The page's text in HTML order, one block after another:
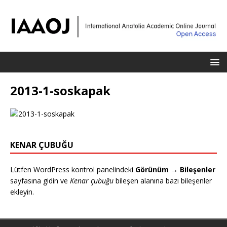
2013-1-soskapak
KENAR ÇUBUĞU
Lütfen WordPress kontrol panelindeki Görünüm → Bileşenler
sayfasına gidin ve Kenar çubuğu bileşen alanına bazı bileşenler
ekleyin.